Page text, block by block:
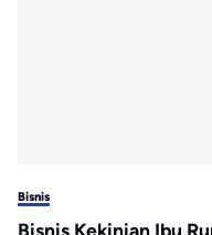
Bisnis
Bisnis Kekinian Ibu